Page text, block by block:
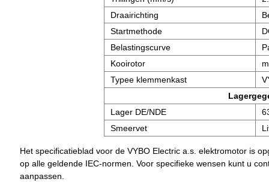
Draairichting
Startmethode
Belastingscurve
Kooirotor
Typee klemmenkast
Lager DE/NDE
Smeervet
Het specificatieblad voor de VYBO Electric a.s. elektromotor is
op alle geldende IEC-normen. Voor specifieke wensen kunt u
aanpassen.